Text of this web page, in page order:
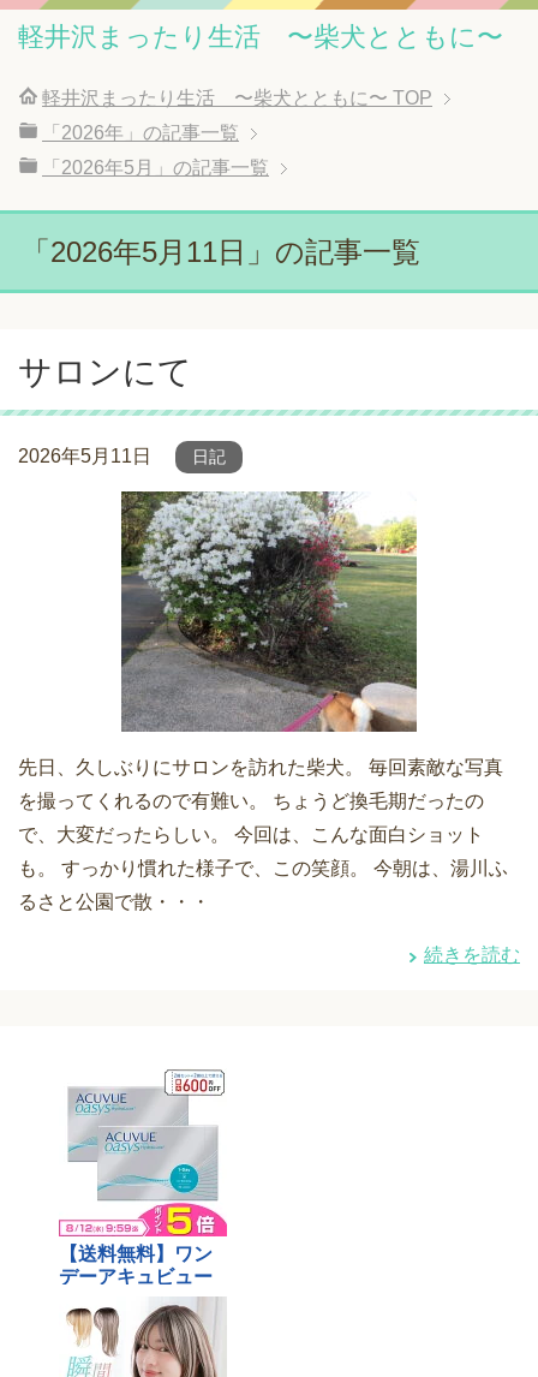
軽井沢まったり生活 〜柴犬とともに〜
軽井沢まったり生活 〜柴犬とともに〜 TOP
「2026年」の記事一覧
「2026年5月」の記事一覧
「2026年5月11日」の記事一覧
サロンにて
2026年5月11日 日記
先日、久しぶりにサロンを訪れた柴犬。 毎回素敵な写真
を撮ってくれるので有難い。 ちょうど換毛期だったの
で、大変だったらしい。 今回は、こんな面白ショット
も。 すっかり慣れた様子で、この笑顔。 今朝は、湯川ふ
るさと公園で散・・・
続きを読む